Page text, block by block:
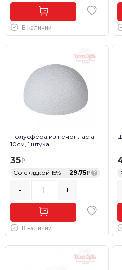
В наличии
Полусфера из пенопласта
10см, 1 штука
35
Со скидкой 15% — 29.75 ?
- +
В наличии